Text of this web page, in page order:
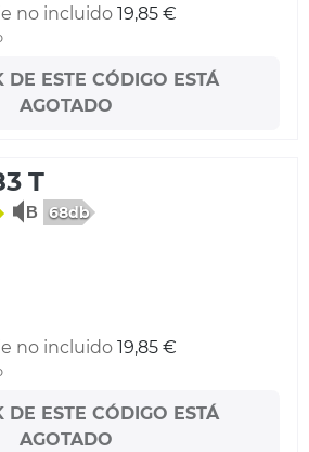
no incluido 19,85 €
DE ESTE CÓDIGO ESTÁ
AGOTADO
T
68db
no incluido 19,85 €
DE ESTE CÓDIGO ESTÁ
AGOTADO